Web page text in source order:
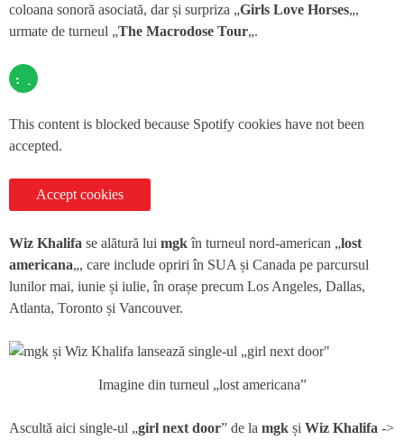
coloana sonoră asociată, dar și surpriza „Girls Love Horses„,
urmate de turneul „The Macrodose Tour„.
This content is blocked because Spotify cookies have not been
accepted.
Accept cookies
Wiz Khalifa se alătură lui mgkîn turneul nord-american „lost
americana„, care include opriri în SUA și Canada pe parcursul
lunilor mai, iunie și iulie, în orașe precum Los Angeles, Dallas,
Atlanta, Toronto și Vancouver.
Imagine din turneul „lost americana”
Ascultă aici single-ul „girl next door” de la mgk și Wiz Khalifa ->